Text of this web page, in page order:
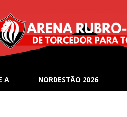
A NORDESTÃO 2026